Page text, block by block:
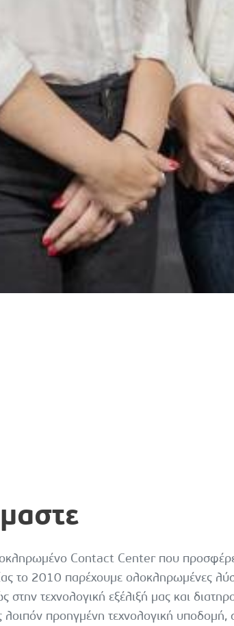
Contact Center που
το 2010 παρέχουμε ολοκληρωμένες
στην τεχνολογική εξέλιξή μας και
λοιπόν προηγμένη τεχνολογική